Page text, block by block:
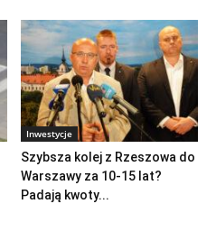
Inwestycje
Szybsza kolej z Rzeszowa do
Warszawy za 10-15 lat?
Padają kwoty...